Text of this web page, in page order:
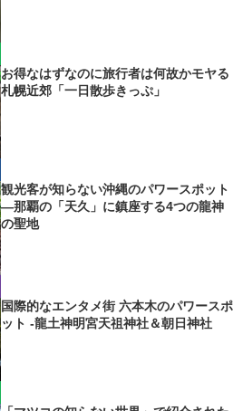
お得なはずなのに旅行者は何故かモヤる
札幌近郊「一日散歩きっぷ」
観光客が知らない沖縄のパワースポット
―那覇の「天久」に鎮座する4つの龍神
の聖地
国際的なエンタメ街 六本木のパワースポ
ット -龍土神明宮天祖神社＆朝日神社